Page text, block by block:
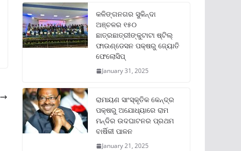
କଳିଙ୍ଗନଗର ସୁକିନ୍ଦା
ଅଞ୍ଚଳର ୧୫୦
ଛାତ୍ରଛାତ୍ରୀଙ୍କୁଟାଟା ଷ୍ଟିଲ୍
ଫାଉଣ୍ଡେସନ ପକ୍ଷରୁ ଜ୍ୟୋତି
ଫେଲୋସିପ୍‌
January 31, 2025
ରାମାୟଣ ସାଂସ୍କୃତିକ କେନ୍ଦ୍ର
ପକ୍ଷରୁ ଅଯୋଧ୍ୟାରେ ରାମ
ମନ୍ଦିର ଉଦଘାଟନର ପ୍ରଥମ
ବାର୍ଷିକୀ ପାଳନ
January 21, 2025